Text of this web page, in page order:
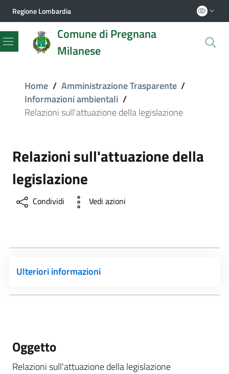
Regione Lombardia
Comune di Pregnana
Milanese
Menu
Home / Amministrazione Trasparente /
Informazioni ambientali /
Relazioni sull'attuazione della legislazione
Relazioni sull'attuazione della
legislazione
Condividi Vedi azioni
Ulteriori informazioni
Oggetto
Relazioni sull'attuazione della legislazione